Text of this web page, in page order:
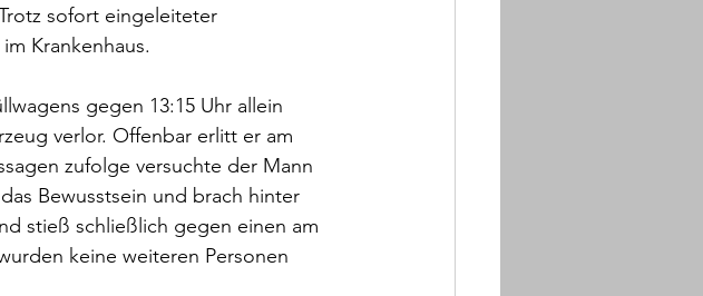
sofort eingeleiteter
Krankenhaus.
gegen 13:15 Uhr allein
verlor. Offenbar erlitt er am
zufolge versuchte der Mann
Bewusstsein und brach hinter
stieß schließlich gegen einen am
keine weiteren Personen